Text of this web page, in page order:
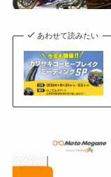
あわせて読みたい